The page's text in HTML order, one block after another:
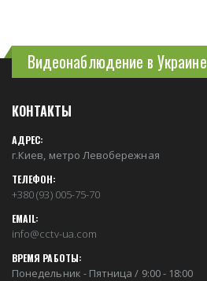
Видеонаблюдение в Украине
КОНТАКТЫ
АДРЕС:
г.Киев, метро Левобережная
ТЕЛЕФОН:
+380 (93) 005-75-70
EMAIL:
info@cctv-ua.com
ВРЕМЯ РАБОТЫ:
Понедельник - Пятница / 9:00 - 18:00